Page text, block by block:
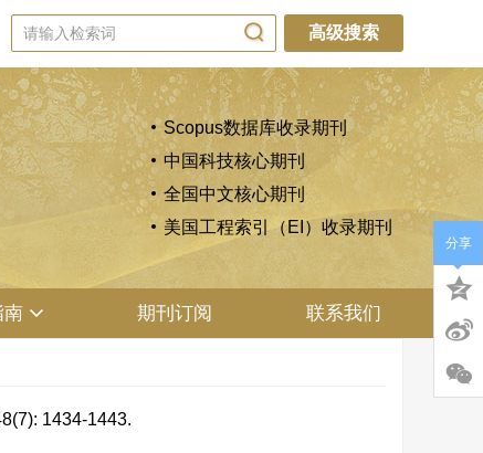
高级搜索
Scopus数据库收录期刊
中国科技核心期刊
全国中文核心期刊
美国工程索引（EI）收录期刊
南 期刊订阅 联系我们
1434-1443.
分享